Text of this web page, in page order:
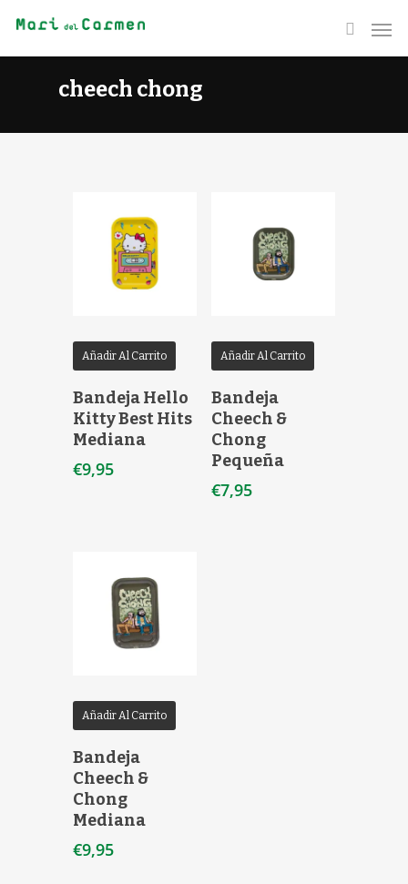
cheech chong
Añadir Al Carrito
Bandeja Hello
Kitty Best Hits
Mediana
€9,95
Añadir Al Carrito
Bandeja
Cheech &
Chong
Pequeña
€7,95
Añadir Al Carrito
Bandeja
Cheech &
Chong
Mediana
€9,95